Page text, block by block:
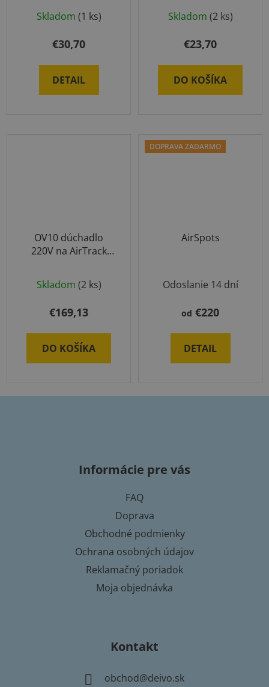
s kryštálmi
Swarovski zelené
Skladom (1 ks)
€30,70
DETAIL
Skladom (2 ks)
€23,70
DO KOŠÍKA
OV10 dúchadlo
220V na AirTrack
Skladom (2 ks)
€169,13
DO KOŠÍKA
DOPRAVA ZADARMO
AirSpots
Odoslanie 14 dní
od €220
DETAIL
Informácie pre vás
FAQ
Doprava
Obchodné podmienky
Ochrana osobných údajov
Reklamačný poriadok
Moja objednávka
Kontakt
obchod@deivo.sk